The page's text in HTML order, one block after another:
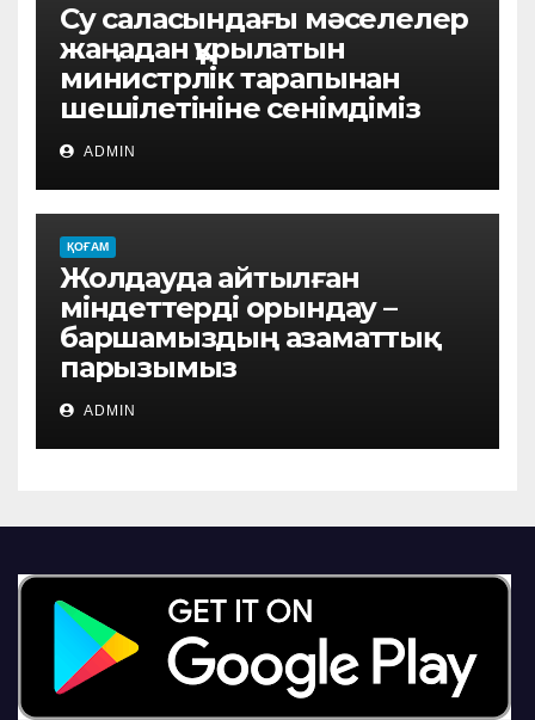
Су саласындағы мәселелер
жаңадан құрылатын
министрлік тарапынан
шешілетініне сенімдіміз
ADMIN
ҚОҒАМ
Жолдауда айтылған
міндеттерді орындау –
баршамыздың азаматтық
парызымыз
ADMIN